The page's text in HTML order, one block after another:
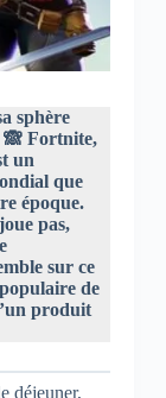
sphère
🙈 Fortnite,
un
que
époque.
pas,
sur ce
de
produit
déjeuner,